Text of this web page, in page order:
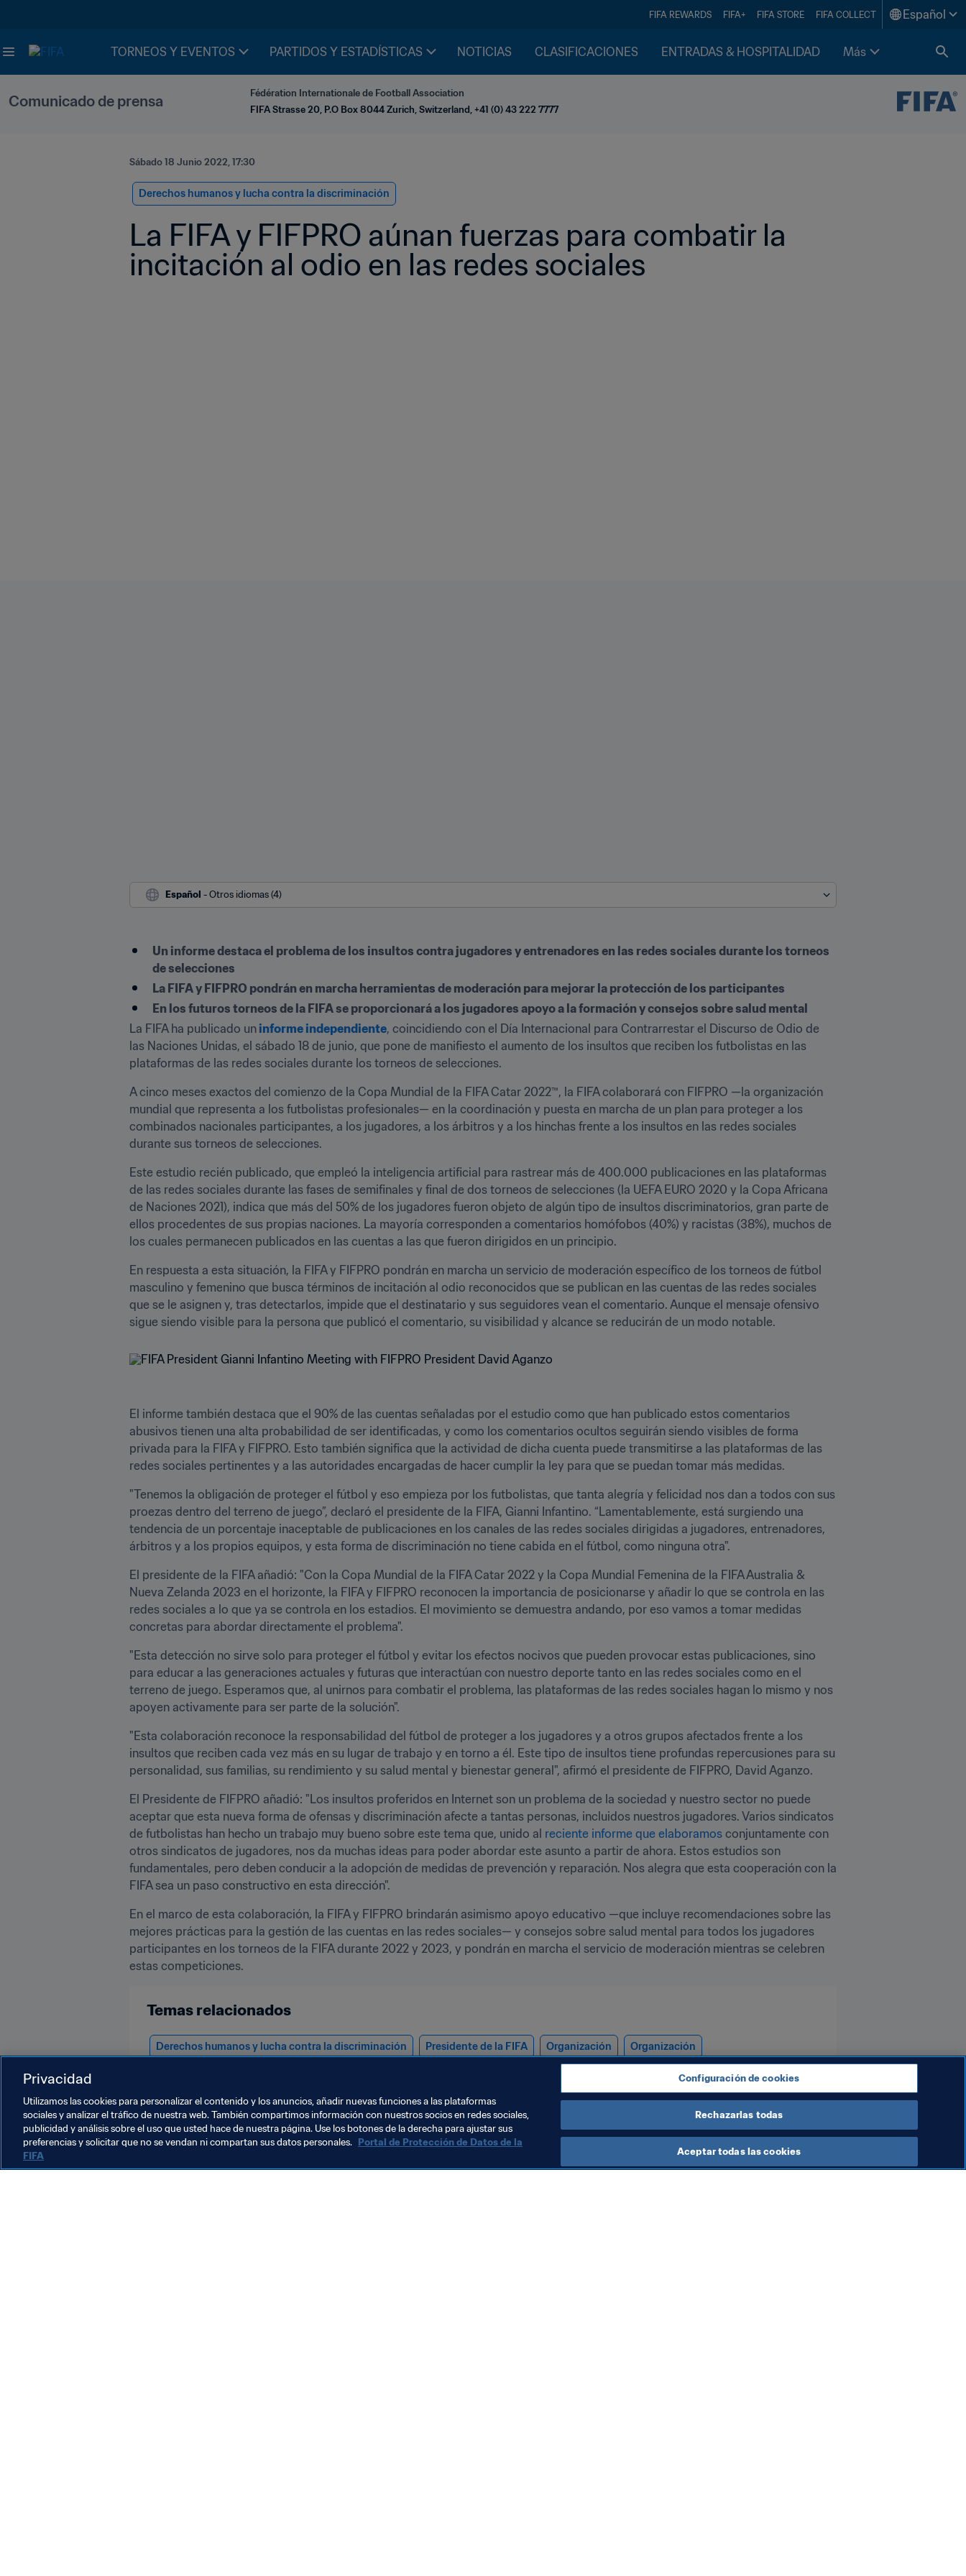
FIFA REWARDS FIFA+ FIFA STORE FIFA COLLECT Español
TORNEOS Y EVENTOS PARTIDOS Y ESTADÍSTICAS NOTICIAS CLASIFICACIONES ENTRADAS & HOSPITALIDAD Más
Comunicado de prensa
Fédération Internationale de Football Association
FIFA Strasse 20, P.O Box 8044 Zurich, Switzerland, +41 (0) 43 222 7777
Sábado 18 Junio 2022, 17:30
Derechos humanos y lucha contra la discriminación
La FIFA y FIFPRO aúnan fuerzas para combatir la
incitación al odio en las redes sociales
Español - Otros idiomas (4)
Un informe destaca el problema de los insultos contra jugadores y entrenadores en las redes sociales durante los torneos
de selecciones
La FIFA y FIFPRO pondrán en marcha herramientas de moderación para mejorar la protección de los participantes
En los futuros torneos de la FIFA se proporcionará a los jugadores apoyo a la formación y consejos sobre salud mental
La FIFA ha publicado un informe independiente, coincidiendo con el Día Internacional para Contrarrestar el Discurso de Odio de
las Naciones Unidas, el sábado 18 de junio, que pone de manifiesto el aumento de los insultos que reciben los futbolistas en las
plataformas de las redes sociales durante los torneos de selecciones.
A cinco meses exactos del comienzo de la Copa Mundial de la FIFA Catar 2022™, la FIFA colaborará con FIFPRO —la organización
mundial que representa a los futbolistas profesionales— en la coordinación y puesta en marcha de un plan para proteger a los
combinados nacionales participantes, a los jugadores, a los árbitros y a los hinchas frente a los insultos en las redes sociales
durante sus torneos de selecciones.
Este estudio recién publicado, que empleó la inteligencia artificial para rastrear más de 400.000 publicaciones en las plataformas
de las redes sociales durante las fases de semifinales y final de dos torneos de selecciones (la UEFA EURO 2020 y la Copa Africana
de Naciones 2021), indica que más del 50% de los jugadores fueron objeto de algún tipo de insultos discriminatorios, gran parte de
ellos procedentes de sus propias naciones. La mayoría corresponden a comentarios homófobos (40%) y racistas (38%), muchos de
los cuales permanecen publicados en las cuentas a las que fueron dirigidos en un principio.
En respuesta a esta situación, la FIFA y FIFPRO pondrán en marcha un servicio de moderación específico de los torneos de fútbol
masculino y femenino que busca términos de incitación al odio reconocidos que se publican en las cuentas de las redes sociales
que se le asignen y, tras detectarlos, impide que el destinatario y sus seguidores vean el comentario. Aunque el mensaje ofensivo
sigue siendo visible para la persona que publicó el comentario, su visibilidad y alcance se reducirán de un modo notable.
El informe también destaca que el 90% de las cuentas señaladas por el estudio como que han publicado estos comentarios
abusivos tienen una alta probabilidad de ser identificadas, y como los comentarios ocultos seguirán siendo visibles de forma
privada para la FIFA y FIFPRO. Esto también significa que la actividad de dicha cuenta puede transmitirse a las plataformas de las
redes sociales pertinentes y a las autoridades encargadas de hacer cumplir la ley para que se puedan tomar más medidas.
"Tenemos la obligación de proteger el fútbol y eso empieza por los futbolistas, que tanta alegría y felicidad nos dan a todos con sus
proezas dentro del terreno de juego”, declaró el presidente de la FIFA, Gianni Infantino. “Lamentablemente, está surgiendo una
tendencia de un porcentaje inaceptable de publicaciones en los canales de las redes sociales dirigidas a jugadores, entrenadores,
árbitros y a los propios equipos, y esta forma de discriminación no tiene cabida en el fútbol, como ninguna otra".
El presidente de la FIFA añadió: "Con la Copa Mundial de la FIFA Catar 2022 y la Copa Mundial Femenina de la FIFA Australia &
Nueva Zelanda 2023 en el horizonte, la FIFA y FIFPRO reconocen la importancia de posicionarse y añadir lo que se controla en las
redes sociales a lo que ya se controla en los estadios. El movimiento se demuestra andando, por eso vamos a tomar medidas
concretas para abordar directamente el problema".
"Esta detección no sirve solo para proteger el fútbol y evitar los efectos nocivos que pueden provocar estas publicaciones, sino
para educar a las generaciones actuales y futuras que interactúan con nuestro deporte tanto en las redes sociales como en el
terreno de juego. Esperamos que, al unirnos para combatir el problema, las plataformas de las redes sociales hagan lo mismo y nos
apoyen activamente para ser parte de la solución".
"Esta colaboración reconoce la responsabilidad del fútbol de proteger a los jugadores y a otros grupos afectados frente a los
insultos que reciben cada vez más en su lugar de trabajo y en torno a él. Este tipo de insultos tiene profundas repercusiones para su
personalidad, sus familias, su rendimiento y su salud mental y bienestar general", afirmó el presidente de FIFPRO, David Aganzo.
El Presidente de FIFPRO añadió: "Los insultos proferidos en Internet son un problema de la sociedad y nuestro sector no puede
aceptar que esta nueva forma de ofensas y discriminación afecte a tantas personas, incluidos nuestros jugadores. Varios sindicatos
de futbolistas han hecho un trabajo muy bueno sobre este tema que, unido al reciente informe que elaboramos conjuntamente con
otros sindicatos de jugadores, nos da muchas ideas para poder abordar este asunto a partir de ahora. Estos estudios son
fundamentales, pero deben conducir a la adopción de medidas de prevención y reparación. Nos alegra que esta cooperación con la
FIFA sea un paso constructivo en esta dirección".
En el marco de esta colaboración, la FIFA y FIFPRO brindarán asimismo apoyo educativo —que incluye recomendaciones sobre las
mejores prácticas para la gestión de las cuentas en las redes sociales— y consejos sobre salud mental para todos los jugadores
participantes en los torneos de la FIFA durante 2022 y 2023, y pondrán en marcha el servicio de moderación mientras se celebren
estas competiciones.
Temas relacionados
Derechos humanos y lucha contra la discriminación Presidente de la FIFA Organización Organización
Privacidad
Utilizamos las cookies para personalizar el contenido y los anuncios, añadir nuevas funciones a las plataformas
sociales y analizar el tráfico de nuestra web. También compartimos información con nuestros socios en redes sociales,
publicidad y análisis sobre el uso que usted hace de nuestra página. Use los botones de la derecha para ajustar sus
preferencias y solicitar que no se vendan ni compartan sus datos personales. Portal de Protección de Datos de la
FIFA
Configuración de cookies
Rechazarlas todas
Aceptar todas las cookies